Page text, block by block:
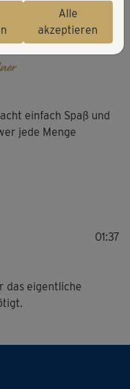
einfach Spaß und
jede Menge
01:37
das eigentliche
Alle
akzeptieren